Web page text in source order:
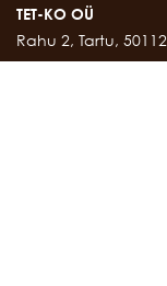
TET-KO OÜ
Rahu 2, Tartu, 50112
Kontor:747 17 35